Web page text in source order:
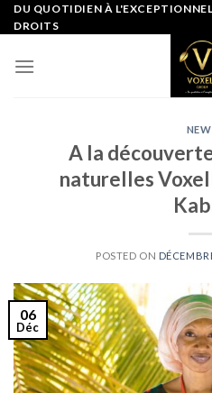
Skip
to
DU QUOTIDIEN À
DROITS
A la
naturelles
POSTED ON
06
Déc